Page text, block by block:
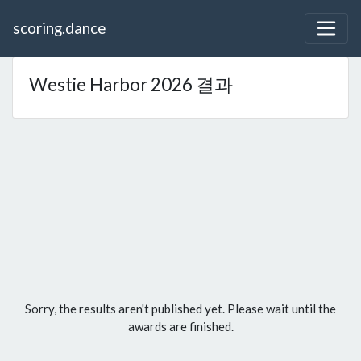
scoring.dance
Westie Harbor 2026 결과
Sorry, the results aren't published yet. Please wait until the
awards are finished.